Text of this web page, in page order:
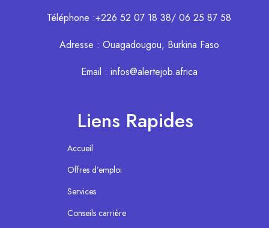
Téléphone :+226 52 07 18 38/ 06 25 87 58
Adresse : Ouagadougou, Burkina Faso
Email : infos@alertejob.africa
Liens Rapides
Accueil
Offres d’emploi
Services
Conseils carrière